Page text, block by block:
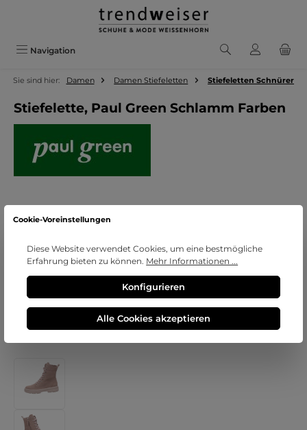
Zum Hauptinhalt springen
Navigation
Sie sind hier: Damen Damen Stiefeletten Stiefeletten Schnürer
Stiefelette, Paul Green Schlamm Farben
Cookie-Voreinstellungen
Diese Website verwendet Cookies, um eine bestmögliche
Erfahrung bieten zu können. Mehr Informationen ...
Konfigurieren
Alle Cookies akzeptieren